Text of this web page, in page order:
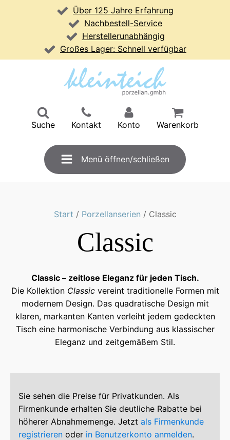
Über 125 Jahre Erfahrung
Nachbestell-Service
Herstellerunabhängig
Großes Lager: Schnell verfügbar
Suche Kontakt Konto Warenkorb
Menü öffnen/schließen
Start / Porzellanserien / Classic
Classic
Classic – zeitlose Eleganz für jeden Tisch.
Die Kollektion Classicvereint traditionelle Formen mit
modernem Design. Das quadratische Design mit
klaren, markanten Kanten verleiht jedem gedeckten
Tisch eine harmonische Verbindung aus klassischer
Eleganz und zeitgemäßem Stil.
Sie sehen die Preise für Privatkunden. Als
Firmenkunde erhalten Sie deutliche Rabatte bei
höherer Abnahmemenge. Jetzt als Firmenkunde
registrieren oder in Benutzerkonto anmelden.